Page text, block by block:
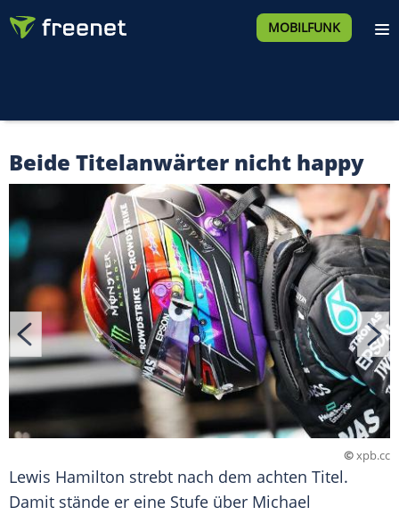
MOBILFUNK
Beide Titelanwärter nicht happy
©xpb.cc
Lewis Hamilton strebt nach dem achten Titel.
Damit stände er eine Stufe über Michael